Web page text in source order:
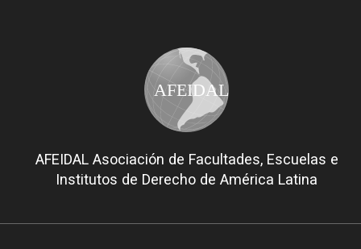
AFEIDAL
AFEIDAL Asociación de Facultades, Escuelas e
Institutos de Derecho de América Latina